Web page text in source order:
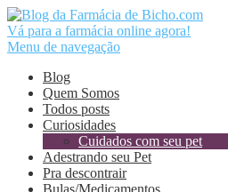
Vá para a farmácia online agora!
Menu de navegação
Blog
Quem Somos
Todos posts
Curiosidades
Cuidados com seu pet
Adestrando seu Pet
Pra descontrair
Bulas/Medicamentos